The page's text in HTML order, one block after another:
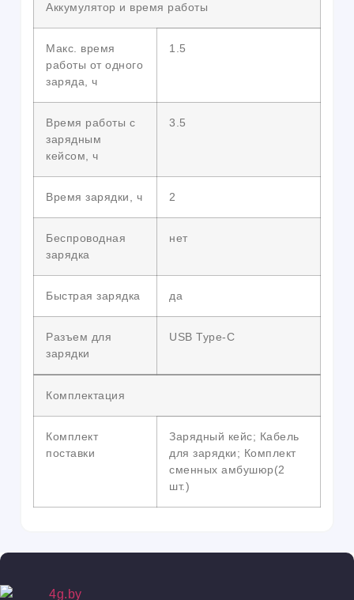
Аккумулятор и время работы
Макс. время
работы от одного
заряда, ч
1.5
Время работы с
зарядным
кейсом, ч
3.5
Время зарядки, ч 2
Беспроводная
зарядка
нет
Быстрая зарядка да
Разъем для
зарядки
USB Type-C
Комплектация
Комплект
поставки
Зарядный кейс; Кабель
для зарядки; Комплект
сменных амбушюр(2
шт.)